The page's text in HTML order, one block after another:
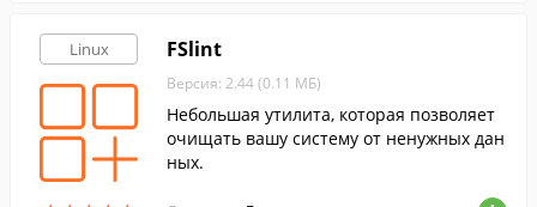
Linux FSlint
Версия: 2.44 (0.11 МБ)
Небольшая утилита, которая позволяет
очищать вашу систему от ненужных дан
ных.